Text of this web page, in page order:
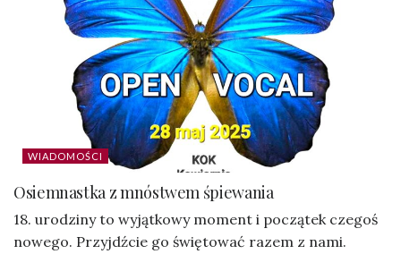
WIADOMOŚCI
Osiemnastka z mnóstwem śpiewania
18. urodziny to wyjątkowy moment i początek czegoś
nowego. Przyjdźcie go świętować razem z nami.